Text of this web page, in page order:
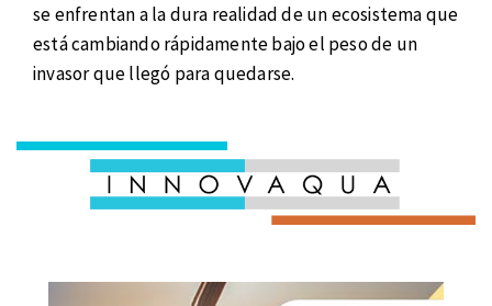
se enfrentan a la dura realidad de un ecosistema que
está cambiando rápidamente bajo el peso de un
invasor que llegó para quedarse.